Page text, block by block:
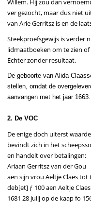
Willem. Hij zou dan
ver gezocht, maar dus niet
van Arie Gerritsz is en de
Steekproefsgewijs is verder
lidmaatboeken om te zien
Echter zonder resultaat.
De geboorte van Alida
stellen, omdat de
aanvangen met het jaar 1663.
2. De VOC
De enige doch uiterst
bevindt zich in het
en handelt over betalingen:
Ariaan Gerritsz van der Gou
aen sijn vrou Aeltje Claes tot
deb[et] ƒ 100 aen Aeltje
1681 28 julij op de kaap fo